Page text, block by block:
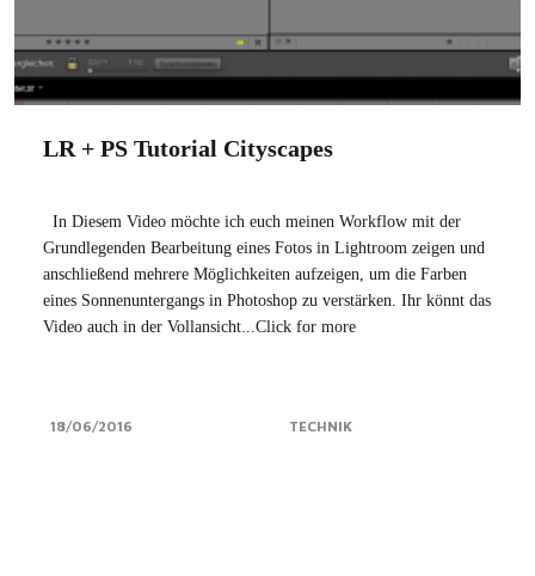
LR + PS Tutorial Cityscapes
In Diesem Video möchte ich euch meinen Workflow mit der
Grundlegenden Bearbeitung eines Fotos in Lightroom zeigen und
anschließend mehrere Möglichkeiten aufzeigen, um die Farben
eines Sonnenuntergangs in Photoshop zu verstärken. Ihr könnt das
Video auch in der Vollansicht...Click for more
18/06/2016 TECHNIK